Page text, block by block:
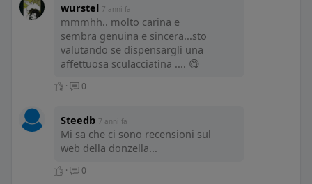
wurstel 7 anni fa
mmmhh.. molto carina e
sembra genuina e sincera...sto
valutando se dispensargli una
affettuosa sculacciatina .... 😋
· 0
Steedb 7 anni fa
Mi sa che ci sono recensioni sul
web della donzella...
· 0